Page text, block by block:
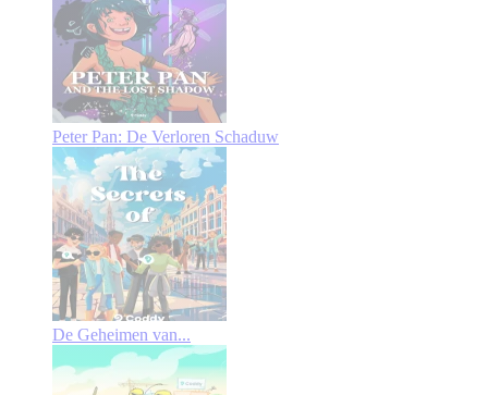
Peter Pan: De Verloren Schaduw
De Geheimen van...